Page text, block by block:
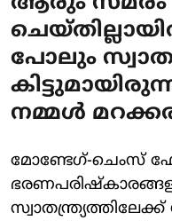
പോലും
നമ്മള്‍
മോണ്ടേഗ്-ചെംസ്